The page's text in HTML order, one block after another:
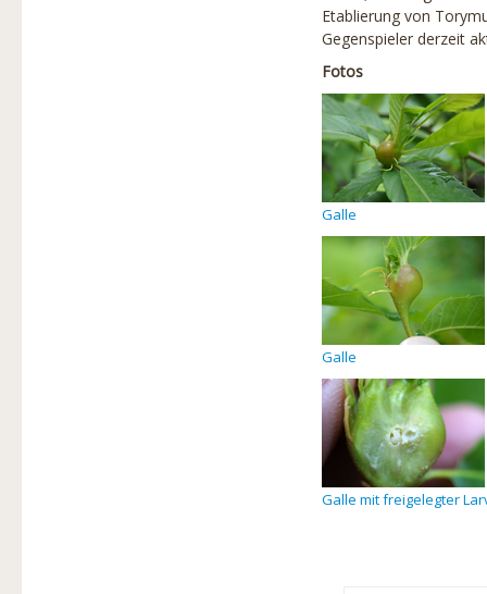
Etablierung von
Gegenspieler derzeit
Fotos
Galle
Galle
Galle mit freigelegter